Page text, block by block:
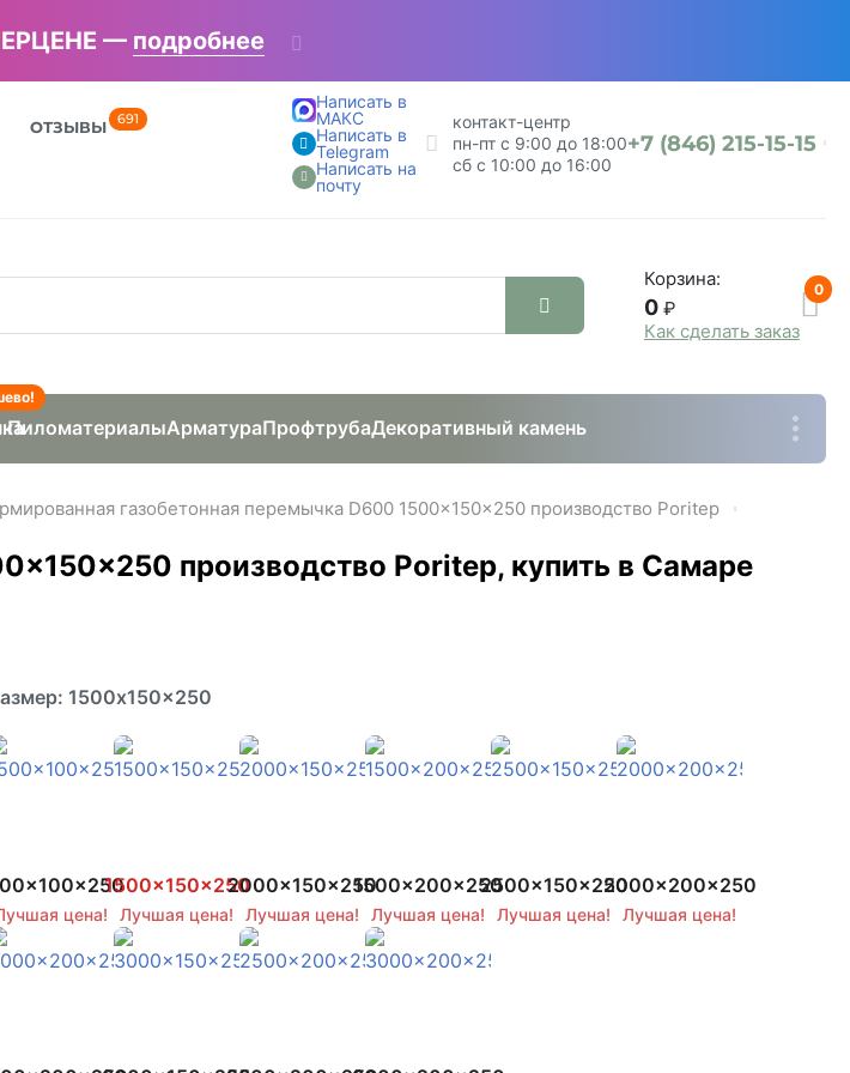
— подробнее
ОТЗЫВЫ 691
Написать в
МАКС
Написать в
Telegram
Написать на
почту
контакт-центр
пн-пт с 9:00 до 18:00
сб с 10:00 до 16:00
+7 (846) 215-15-15
Корзина:
0 ₽
Как сделать заказ
0
ПиломатериалыАрматураПрофтрубаДекоративный камень
газобетонная перемычка D600 1500x150x250 производство Poritep
производство Poritep, купить в Самаре
1500x150x250
цена!
1500x150x250
Лучшая цена!
2000x150x250
Лучшая цена!
1500x200x250
Лучшая цена!
2500x150x250
Лучшая цена!
2000x200x250
Лучшая цена!